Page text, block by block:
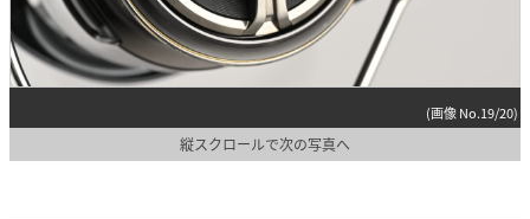
(画像 No.19/20)
縦スクロールで次の写真へ